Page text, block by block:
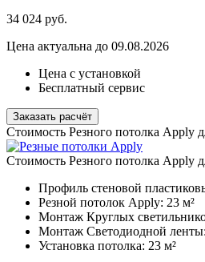
34 024 руб.
Цена актуальна до 09.08.2026
Цена с установкой
Бесплатный сервис
Заказать расчёт
Стоимость Резного потолка Apply
Стоимость Резного потолка Apply
Профиль стеновой
Резной потолок Apply: 23 м²
Монтаж Круглых
Монтаж Светодиодной ленты:
Установка потолка: 23 м²